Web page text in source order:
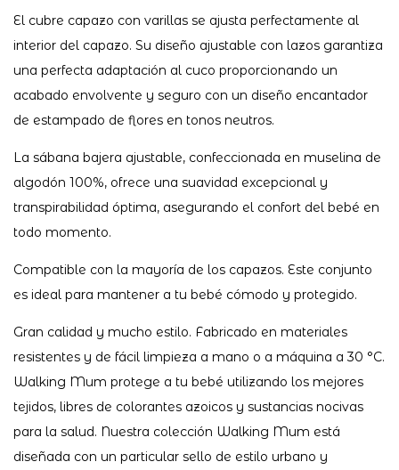
El cubre capazo con varillas se ajusta perfectamente al
interior del capazo. Su diseño ajustable con lazos garantiza
una perfecta adaptación al cuco proporcionando un
acabado envolvente y seguro con un diseño encantador
de estampado de flores en tonos neutros.
La sábana bajera ajustable, confeccionada en muselina de
algodón 100%, ofrece una suavidad excepcional y
transpirabilidad óptima, asegurando el confort del bebé en
todo momento.
Compatible con la mayoría de los capazos. Este conjunto
es ideal para mantener a tu bebé cómodo y protegido.
Gran calidad y mucho estilo. Fabricado en materiales
resistentes y de fácil limpieza a mano o a máquina a 30 °C.
Walking Mum protege a tu bebé utilizando los mejores
tejidos, libres de colorantes azoicos y sustancias nocivas
para la salud. Nuestra colección Walking Mum está
diseñada con un particular sello de estilo urbano y